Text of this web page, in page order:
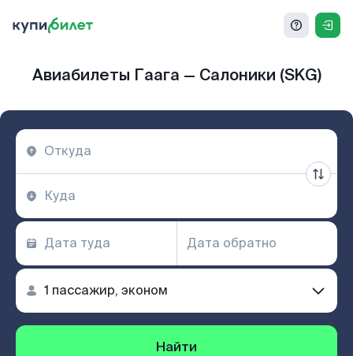
Авиабилеты Гаага — Салоники (SKG)
Найти